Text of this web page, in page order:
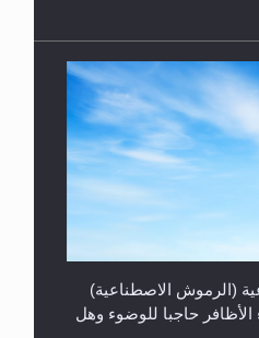
الميلادية أو الهجرية؟